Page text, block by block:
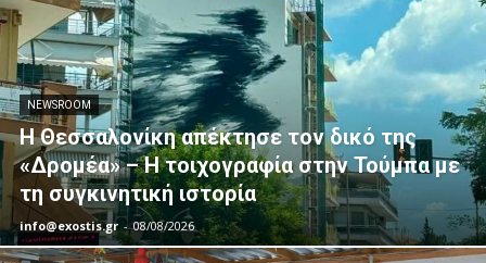
NEWSROOM
Η Θεσσαλονίκη απέκτησε τον δικό της
«Δρομέα» – Η τοιχογραφία στην Τούμπα με
τη συγκινητική ιστορία
info@exostis.gr - 08/08/2026